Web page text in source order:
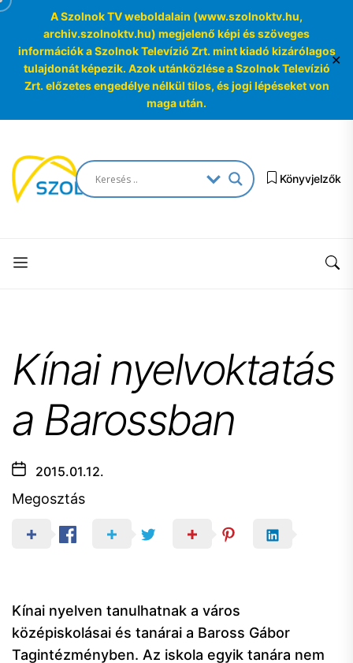
A Szolnok TV weboldalain (www.szolnoktv.hu,
archiv.szolnoktv.hu) megjelenő képi és szöveges
információk a Szolnok Televízió Zrt. mint kiadó kizárólagos
tulajdonát képezik. Azok utánközlése a Szolnok Televízió
Zrt. előzetes engedélye nélkül tilos, és jogi lépéseket von
maga után.
✕
the
content
SzolnokTV
Archívum
Archívum
Könyvjelzők
Kínai nyelvoktatás
a Barossban
2015.01.12.
Megosztás
Kínai nyelven tanulhatnak a város
középiskolásai és tanárai a Baross Gábor
Tagintézményben. Az iskola egyik tanára nem